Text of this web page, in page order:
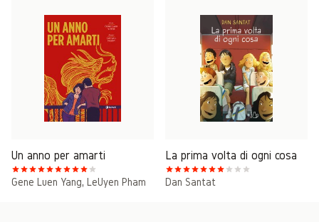
Un anno per amarti
Gene Luen Yang, LeUyen Pham
La prima volta di ogni cosa
Dan Santat